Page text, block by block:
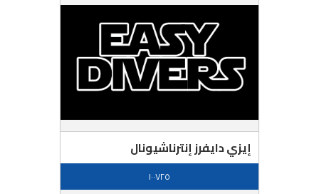
إيزي دايفرز إنترناشيونال
١٠٠٧٢٥